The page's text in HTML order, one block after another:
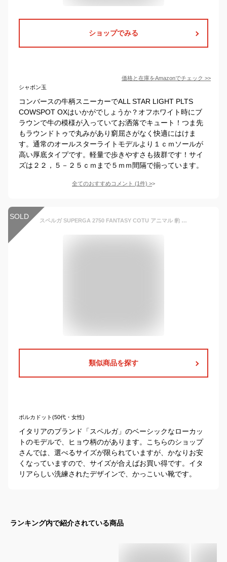
ショップでみる
価格と在庫をAmazonでチェック >>
シャボン玉
コンバースの牛柄スニーカーでALL STAR LIGHT PLTS
COWSPOT OXはいかがでしょうか？オフホワイト時にブ
ラウンで牛の模様が入っていてお洒落でキュート！つま先
もラウンドトゥで丸みがあり窮屈さがなく快適にはけま
す。通常のオールスターライトモデルより１ｃｍソールが
高い厚底タイプです。軽量で歩きやすさも抜群です！サイ
ズは２２，５－２５ｃｍまで５ｍｍ間隔で揃っています。
全てのおすすめコメント (1件) >
SOLD スペルガ SUPERGA 2750 FANTASY COTU アニマル 豹 ヒョウ ひょう ローカット カジュアル 通学・通勤 1S001W00 ビッグクラシックレオパード 23 (BIG CLASSIC LEOPARD(～24.5cm)) S001W00 スニーカー レディース ユニセックス シューズ 靴
類似商品を探す
ポルカドット(50代・女性)
イタリアのブランド「スペルガ」のベーシックなローカッ
トのモデルで、ヒョウ柄のがあります。こちらのショップ
さんでは、選べるサイズが限られていますが、かなりお安
くなっていますので、サイズが合えばお買い得です。イタ
リアらしい洗練されたデザインで、かっこいい靴です。
ランキング内で紹介されている商品